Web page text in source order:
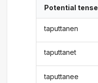
Potential tense
taputtanen
taputtanet
taputtanee